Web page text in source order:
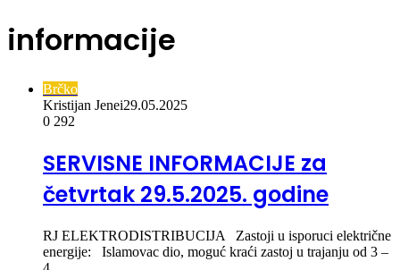
informacije
Brčko
Kristijan Jenei29.05.2025
0 292
SERVISNE INFORMACIJE za
četvrtak 29.5.2025. godine
RJ ELEKTRODISTRIBUCIJA Zastoji u isporuci električne
energije: Islamovac dio, moguć kraći zastoj u trajanju od 3 –